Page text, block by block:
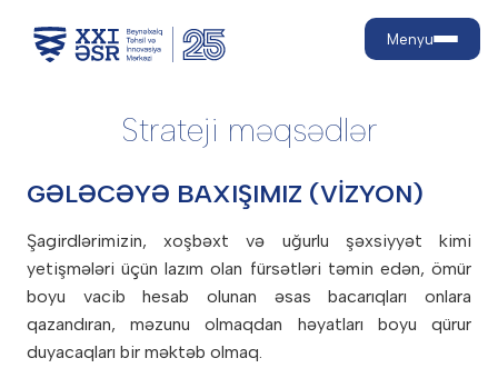
Menyu
Niyə biz?
Strateji məqsədlər
İnkişaf yolumuz
21-ci əsr bacarıqları nədir?
Nailiyyətlər
Məktəbəqədər
İbtidai məktəb
Orta məktəb
Qəbul prosesi
Qəbul qaydaları
Təhsil
Strateji məqsədlər
GƏLƏCƏYƏ BAXIŞIMIZ (VİZYON)
Şagirdlərimizin, xoşbəxt və uğurlu şəxsiyyət kimi
yetişmələri üçün lazım olan fürsətləri təmin edən, ömür
boyu vacib hesab olunan əsas bacarıqları onlara
qazandıran, məzunu olmaqdan həyatları boyu qürur
duyacaqları bir məktəb olmaq.